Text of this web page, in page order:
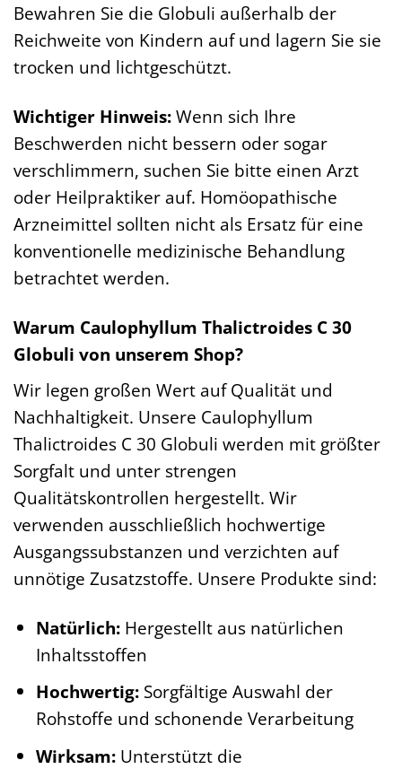
Bewahren Sie die Globuli außerhalb der
Reichweite von Kindern auf und lagern Sie sie
trocken und lichtgeschützt.
Wichtiger Hinweis:Wenn sich Ihre
Beschwerden nicht bessern oder sogar
verschlimmern, suchen Sie bitte einen Arzt
oder Heilpraktiker auf. Homöopathische
Arzneimittel sollten nicht als Ersatz für eine
konventionelle medizinische Behandlung
betrachtet werden.
Warum Caulophyllum Thalictroides C 30
Globuli von unserem Shop?
Wir legen großen Wert auf Qualität und
Nachhaltigkeit. Unsere Caulophyllum
Thalictroides C 30 Globuli werden mit größter
Sorgfalt und unter strengen
Qualitätskontrollen hergestellt. Wir
verwenden ausschließlich hochwertige
Ausgangssubstanzen und verzichten auf
unnötige Zusatzstoffe. Unsere Produkte sind:
Natürlich:Hergestellt aus natürlichen
Inhaltsstoffen
Hochwertig:Sorgfältige Auswahl der
Rohstoffe und schonende Verarbeitung
Wirksam:Unterstützt die